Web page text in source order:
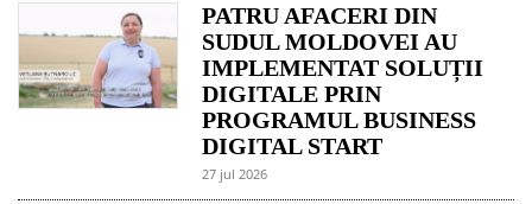
PATRU AFACERI DIN
SUDUL MOLDOVEI AU
IMPLEMENTAT SOLUȚII
DIGITALE PRIN
PROGRAMUL BUSINESS
DIGITAL START
27 jul 2026